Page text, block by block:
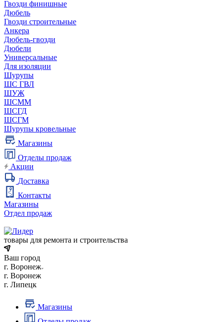
Гвозди финишные
Дюбель
Гвозди строительные
Анкера
Дюбель-гвозди
Дюбели
Универсальные
Для изоляции
Шурупы
ШС ГВЛ
ШУЖ
ШСММ
ШСГД
ШСГМ
Шурупы кровельные
Магазины
Отделы продаж
Акции
Доставка
Контакты
Магазины
Отдел продаж
товары для ремонта и строительства
Ваш город
г. Воронеж
г. Воронеж
г. Липецк
Магазины